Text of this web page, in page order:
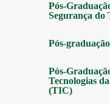
Pós-
Segurança do
Pós-
Pós-
Tecnologias
(TIC)